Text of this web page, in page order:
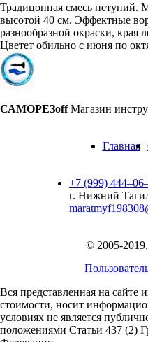
Традицонная смесь петуний.
высотой 40 см. Эффектные
разнообразной окраски, края
Цветет обильно с июня по
САМОРЕЗoff Магазин
Главная
+7 (999)
г. Нижний
© 2005-
Вся представленная на сайте
стоимости, носит
условиях не является
положениями Статьи 437 (2)